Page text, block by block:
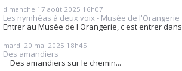
dimanche 17 août 2025 16h07
Les nymhéas à deux voix - Musée de l'Orangerie
Entrer au Musée de l'Orangerie, c'est entrer
mardi 20 mai 2025 18h45
Des amandiers
Des amandiers sur le chemin...